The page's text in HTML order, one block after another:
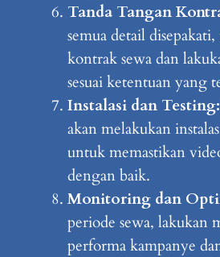
Tanda Tangan
semua detail
kontrak sewa dan
sesuai ketentuan yang
Instalasi dan Testing:
akan melakukan
untuk memastikan
dengan baik.
Monitoring dan
periode sewa, lakukan
performa kampanye